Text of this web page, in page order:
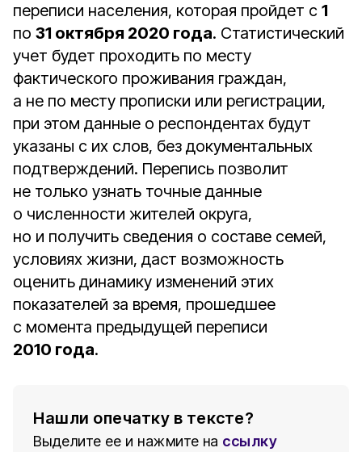
переписи населения, которая пройдет с 1
по 31 октября 2020 года. Статистический
учет будет проходить по месту
фактического проживания граждан,
а не по месту прописки или регистрации,
при этом данные о респондентах будут
указаны с их слов, без документальных
подтверждений. Перепись позволит
не только узнать точные данные
о численности жителей округа,
но и получить сведения о составе семей,
условиях жизни, даст возможность
оценить динамику изменений этих
показателей за время, прошедшее
с момента предыдущей переписи
2010 года.
Нашли опечатку в тексте?
Выделите ее и нажмите на ссылку